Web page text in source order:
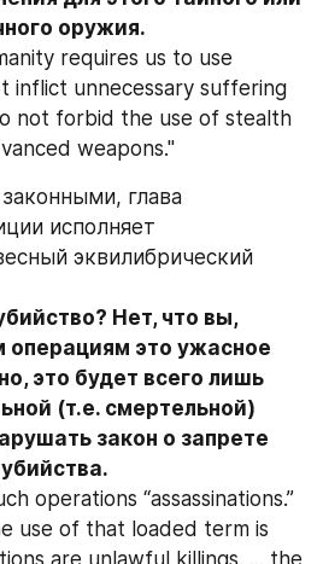
оружия.
requires us to use
inflict unnecessary suffering
not forbid the use of stealth
weapons."
глава
исполняет
эквилибрический
Нет, что вы,
операциям это ужасное
это будет всего лишь
(т.е. смертельной)
закон о запрете
operations “assassinations.”
use of that loaded term is
are unlawful killings. ... the